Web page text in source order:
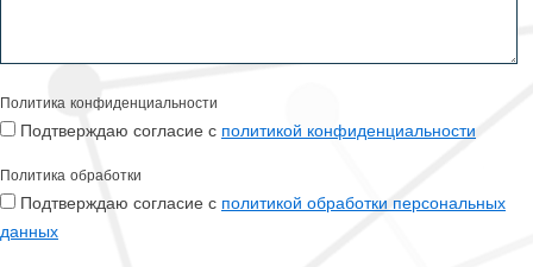
Политика конфиденциальности
Подтверждаю согласие с политикой конфиденциальности
Политика обработки
Подтверждаю согласие с политикой обработки персональных
данных